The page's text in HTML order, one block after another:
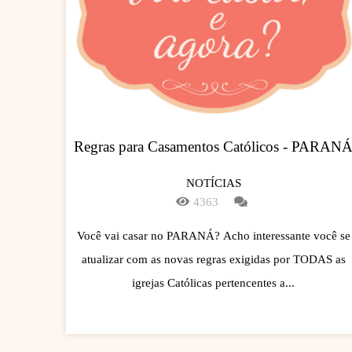
Regras para Casamentos Católicos -
NOTÍCIAS
4363
Você vai casar no PARANÁ? Acho interessante você se
atualizar com as novas regras exigidas por TODAS as
igrejas Católicas pertencentes a...